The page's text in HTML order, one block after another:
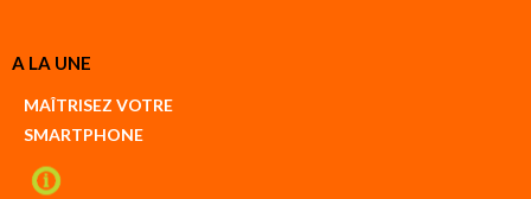
Créer
compte
A LA UNE
MAÎTRISEZ VOTRE
SMARTPHONE